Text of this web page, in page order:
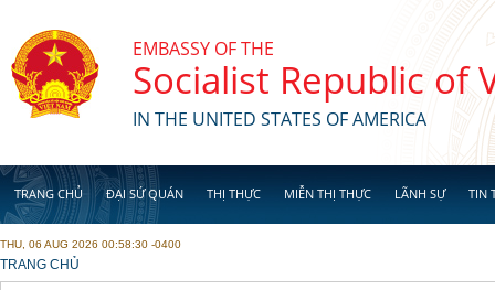
EMBASSY OF THE
Socialist Republic of
IN THE UNITED STATES OF AMERICA
TRANG CHỦ ĐẠI SỨ QUÁN THỊ THỰC MIỄN THỊ THỰC LÃNH SỰ TIN
THU, 06 AUG 2026 00:58:30 -0400
YOU ARE HERE
TRANG CHỦ